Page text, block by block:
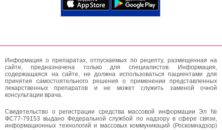
Информация о препаратах, отпускаемых по рецепту, размещенная на
сайте, предназначена только для специалистов. Информация,
содержащаяся на сайте, не должна использоваться пациентами для
принятия самостоятельного решения о применении представленных
лекарственных препаратов и не может служить заменой очной
консультации врача.
Свидетельство о регистрации средства массовой информации Эл №
ФС77-79153 выдано Федеральной службой по надзору в сфере связи,
информационных технологий и массовых коммуникаций (Роскомнадзор)